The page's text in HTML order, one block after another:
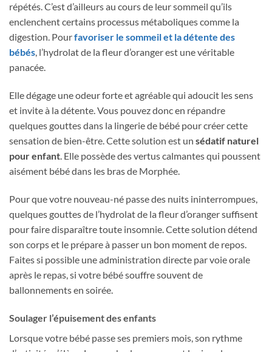
répétés. C’est d’ailleurs au cours de leur sommeil qu’ils
enclenchent certains processus métaboliques comme la
digestion. Pourfavoriser le sommeil et la détente des
bébés, l’hydrolat de la fleur d’oranger est une véritable
panacée.
Elle dégage une odeur forte et agréable qui adoucit les sens
et invite à la détente. Vous pouvez donc en répandre
quelques gouttes dans la lingerie de bébé pour créer cette
sensation de bien-être. Cette solution est un sédatif naturel
pour enfant. Elle possède des vertus calmantes qui poussent
aisément bébé dans les bras de Morphée.
Pour que votre nouveau-né passe des nuits ininterrompues,
quelques gouttes de l’hydrolat de la fleur d’oranger suffisent
pour faire disparaître toute insomnie. Cette solution détend
son corps et le prépare à passer un bon moment de repos.
Faites si possible une administration directe par voie orale
après le repas, si votre bébé souffre souvent de
ballonnements en soirée.
Soulager l’épuisement des enfants
Lorsque votre bébé passe ses premiers mois, son rythme